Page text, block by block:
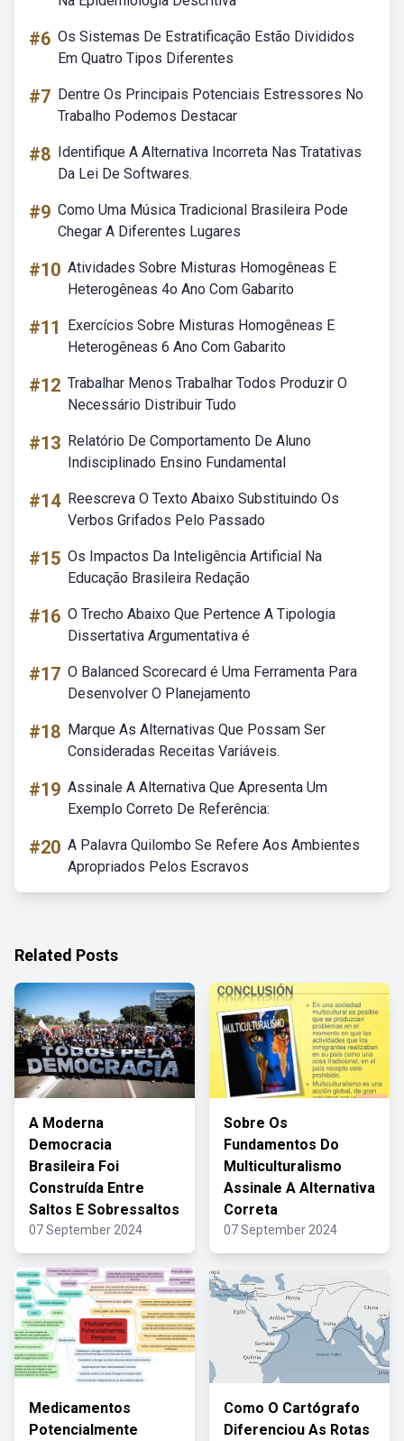
#6 Os Sistemas De Estratificação Estão Divididos
Em Quatro Tipos Diferentes
#7 Dentre Os Principais Potenciais Estressores No
Trabalho Podemos Destacar
#8 Identifique A Alternativa Incorreta Nas Tratativas
Da Lei De Softwares.
#9 Como Uma Música Tradicional Brasileira Pode
Chegar A Diferentes Lugares
#10 Atividades Sobre Misturas Homogêneas E
Heterogêneas 4o Ano Com Gabarito
#11
Exercícios Sobre Misturas Homogêneas E
Heterogêneas 6 Ano Com Gabarito
#12 Trabalhar Menos Trabalhar Todos Produzir O
Necessário Distribuir Tudo
#13 Relatório De Comportamento De Aluno
Indisciplinado Ensino Fundamental
#14 Reescreva O Texto Abaixo Substituindo Os
Verbos Grifados Pelo Passado
#15 Os Impactos Da Inteligência Artificial Na
Educação Brasileira Redação
#16 O Trecho Abaixo Que Pertence A Tipologia
Dissertativa Argumentativa é
#17 O Balanced Scorecard é Uma Ferramenta Para
Desenvolver O Planejamento
#18 Marque As Alternativas Que Possam Ser
Consideradas Receitas Variáveis.
#19 Assinale A Alternativa Que Apresenta Um
Exemplo Correto De Referência:
#20 A Palavra Quilombo Se Refere Aos Ambientes
Apropriados Pelos Escravos
Related Posts
A Moderna
Democracia
Brasileira Foi
Construída Entre
Saltos E Sobressaltos
07 September 2024
Sobre Os
Fundamentos Do
Multiculturalismo
Assinale A Alternativa
Correta
07 September 2024
Medicamentos
Potencialmente
Como O Cartógrafo
Diferenciou As Rotas